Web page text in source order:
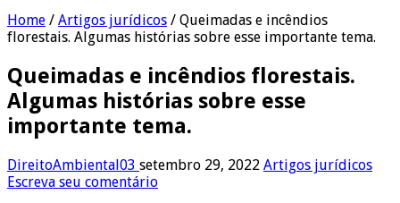
Home / Artigos jurídicos / Queimadas e incêndios
florestais. Algumas histórias sobre esse importante tema.
Queimadas e incêndios florestais.
Algumas histórias sobre esse
importante tema.
DireitoAmbiental03 setembro 29, 2022 Artigos jurídicos
Escreva seu comentário